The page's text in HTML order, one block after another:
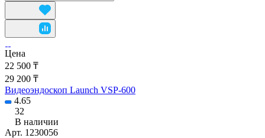
Цена
22 500 ₸
29 200 ₸
Видеоэндоскоп Launch VSP-600
4.65
32
В наличии
Арт. 1230056